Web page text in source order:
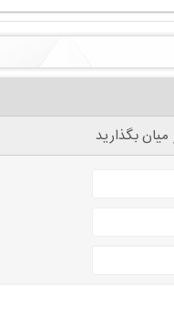
میان بگذارید